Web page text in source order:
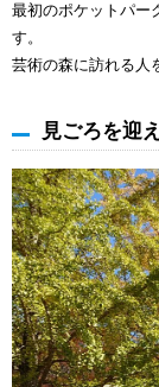
最初のポケットパー
す。
芸術の森に訪れる人
見ごろを迎